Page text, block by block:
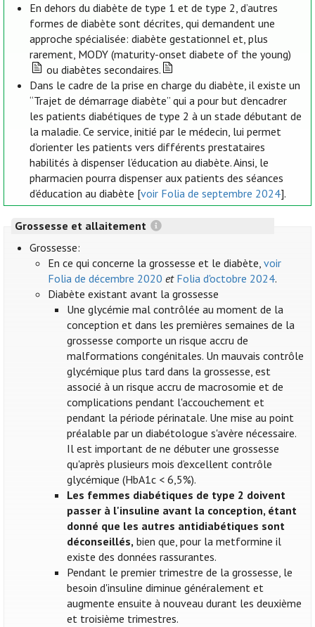
En dehors du diabète de type 1 et de type 2, d’autres
formes de diabète sont décrites, qui demandent une
approche spécialisée: diabète gestationnel et, plus
rarement, MODY (maturity-onset diabete of the young)
ou diabètes secondaires.
Dans le cadre de la prise en charge du diabète, il existe un
“Trajet de démarrage diabète” qui a pour but d’encadrer
les patients diabétiques de type 2 à un stade débutant de
la maladie. Ce service, initié par le médecin, lui permet
d’orienter les patients vers différents prestataires
habilités à dispenser l’éducation au diabète. Ainsi, le
pharmacien pourra dispenser aux patients des séances
d’éducation au diabète [voir Folia de septembre 2024].
Grossesse et allaitement
Grossesse:
En ce qui concerne la grossesse et le diabète,voir
Folia de décembre 2020 et Folia d'octobre 2024.
Diabète existant avant la grossesse
Une glycémie mal contrôlée au moment de la
conception et dans les premières semaines de la
grossesse comporte un risque accru de
malformations congénitales. Un mauvais contrôle
glycémique plus tard dans la grossesse, est
associé à un risque accru de macrosomie et de
complications pendant l'accouchement et
pendant la période périnatale. Une mise au point
préalable par un diabétologue s'avère nécessaire.
Il est important de ne débuter une grossesse
qu'après plusieurs mois d’excellent contrôle
glycémique (HbA1c < 6,5%).
Les femmes diabétiques de type 2 doivent
passer à l'insuline avant la conception, étant
donné que les autres antidiabétiques sont
déconseillés, bien que, pour la metformine il
existe des données rassurantes.
Pendant le premier trimestre de la grossesse, le
besoin d'insuline diminue généralement et
augmente ensuite à nouveau durant les deuxième
et troisième trimestres.